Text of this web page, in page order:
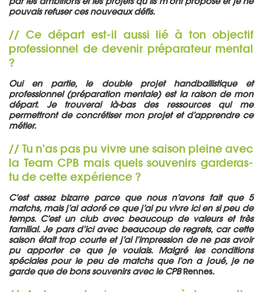
pouvais refuser ces nouveaux défis.
// Ce départ est-il aussi lié à ton objectif
professionnel de devenir préparateur mental
?
Oui en partie, le double projet handballistique et
professionnel (préparation mentale) est la raison de mon
départ. Je trouverai là-bas des ressources qui me
permettront de concrétiser mon projet et d’apprendre ce
métier.
// Tu n’as pas pu vivre une saison pleine avec
la Team CPB mais quels souvenirs garderas-
tu de cette expérience ?
C’est assez bizarre parce que nous n’avons fait que 5
matchs, mais j’ai adoré ce que j’ai pu vivre ici en si peu de
temps. C’est un club avec beaucoup de valeurs et très
familial. Je pars d’ici avec beaucoup de regrets, car cette
saison était trop courte et j’ai l’impression de ne pas avoir
pu apporter ce que je voulais. Malgré les conditions
spéciales pour le peu de matchs que l’on a joué, je ne
garde que de bons souvenirs avec le CPBRennes.